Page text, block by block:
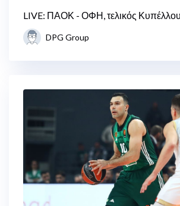
LIVE: ΠΑΟΚ - ΟΦΗ, τελικός
DPG Group